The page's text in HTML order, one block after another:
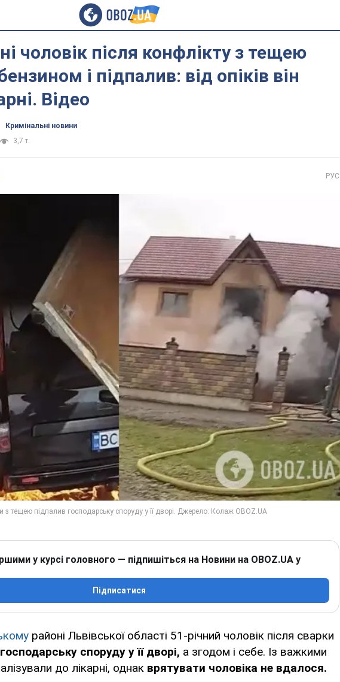
чоловік після конфлікту з тещею
і підпалив: від опіків він
Відео
Кримінальні новини
3,7 т.
РУС
у курсі головного — підпишіться на Новини на OBOZ.UA у
Підписатися
районі Львівської області 51-річний чоловік після сварки
споруду у її дворі, а згодом і себе. Із важкими
до лікарні, однак врятувати чоловіка не вдалося.